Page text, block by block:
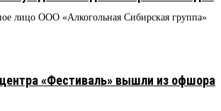
лицо ООО «Алкогольная Сибирская группа»
«Фестиваль» вышли из офшора